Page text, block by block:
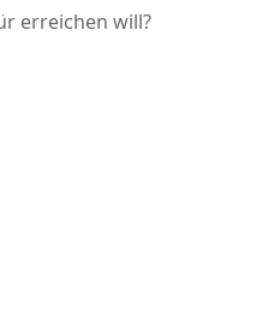
erreichen will?